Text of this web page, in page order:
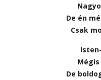
De én
Csak
De